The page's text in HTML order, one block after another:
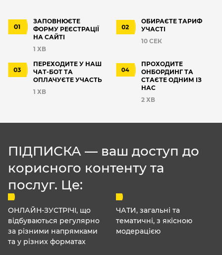
ЗАПОВНЮЄТЕ
ФОРМУ РЕЄСТРАЦІЇ
НА САЙТІ
1 ХВ
ОБИРАЄТЕ ТАРИФ
УЧАСТІ
10 СЕК
ПЕРЕХОДИТЕ У НАШ
ЧАТ-БОТ ТА
ОПЛАЧУЄТЕ УЧАСТЬ
1 ХВ
ПРОХОДИТЕ
ОНБОРДИНГ ТА
СТАЄТЕ ОДНИМ ІЗ
НАС
2 ХВ
ПІДПИСКА — ваш доступ до
корисного контенту та
послуг. Це:
ОНЛАЙН-ЗУСТРІЧІ, що
відбуваються регулярно
за різними напрямками
та у різних форматах
ЧАТИ, загальні та
тематичні, з якісною
модерацією